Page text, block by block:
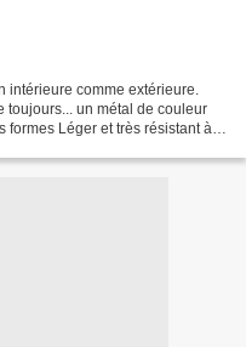
intérieure comme extérieure.
toujours... un métal de couleur
Léger et très résistant à